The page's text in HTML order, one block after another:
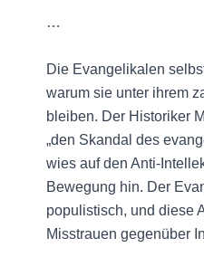
…
Die Evangelikalen
warum sie unter ihrem
bleiben. Der Historiker
„den Skandal des
wies auf den Anti-
Bewegung hin. Der
populistisch, und diese
Misstrauen gegenüber